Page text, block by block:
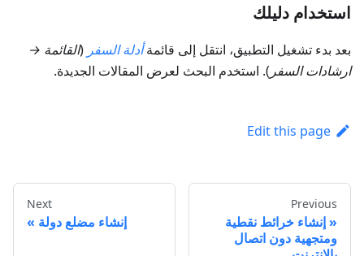
استخدام دليلك
بعد بدء تشغيل التطبيق، انتقل إلى قائمةأدلة السفر (القائمة →
ارشادات السفر ). استخدم البحث لعرض المقالات الجديدة.
Edit this page
Previous
إنشاء خرائط نقطية
ومتجهية دون اتصال
Next
إنشاء مضلع دولة